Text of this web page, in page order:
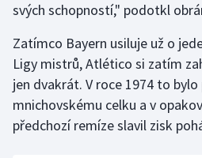
svých schopností," podotkl
Zatímco Bayern usiluje už o
Ligy mistrů, Atlético si zatím
jen dvakrát. V roce 1974 to
mnichovskému celku a v
předchozí remíze slavil zisk